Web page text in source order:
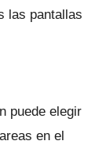
las pantallas
puede elegir
en el